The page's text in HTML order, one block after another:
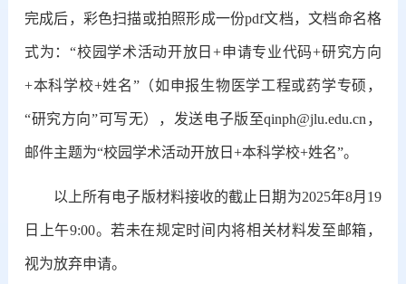
完成后，彩色扫描或拍照形成一份pdf文档，文档命名格
式为：“校园学术活动开放日+申请专业代码+研究方向
+本科学校+姓名”（如申报生物医学工程或药学专硕，
“研究方向”可写无），发送电子版至qinph@jlu.edu.cn，
邮件主题为“校园学术活动开放日+本科学校+姓名”。
以上所有电子版材料接收的截止日期为2025年8月19
日上午9:00。若未在规定时间内将相关材料发至邮箱，
视为放弃申请。